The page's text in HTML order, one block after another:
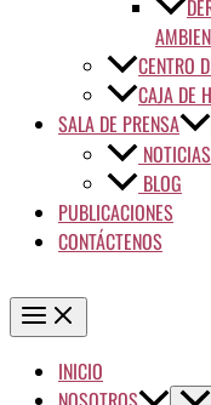
CENTRO
CAJA DE
SALA DE PRENSA
NOTICIAS
BLOG
PUBLICACIONES
CONTÁCTENOS
INICIO